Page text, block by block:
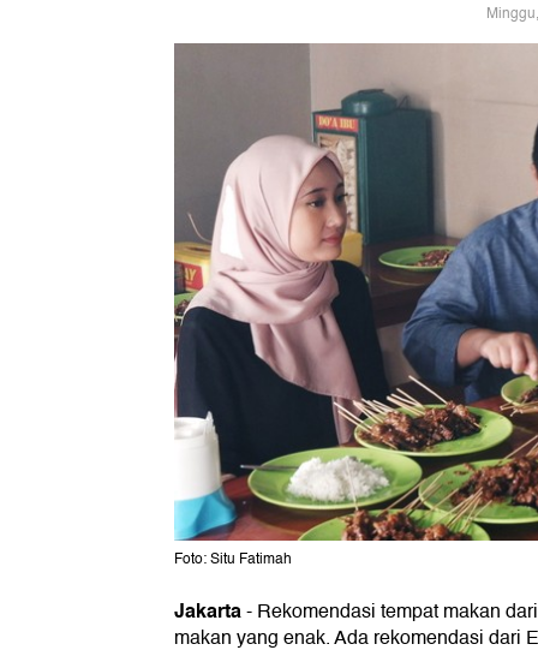
Foto: Situ Fatimah
Jakarta-Rekomendasi tempat makan
makan yang enak. Ada rekomendasi dari